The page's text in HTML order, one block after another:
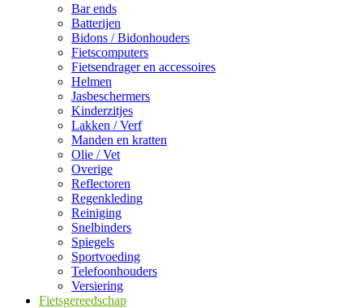
Bar ends
Batterijen
Bidons / Bidonhouders
Fietscomputers
Fietsendrager en accessoires
Helmen
Jasbeschermers
Kinderzitjes
Lakken / Verf
Manden en kratten
Olie / Vet
Overige
Reflectoren
Regenkleding
Reiniging
Snelbinders
Spiegels
Sportvoeding
Telefoonhouders
Versiering
Fietsgereedschap